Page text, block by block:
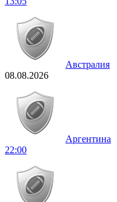
Австралия
08.08.2026
Аргентина
22:00